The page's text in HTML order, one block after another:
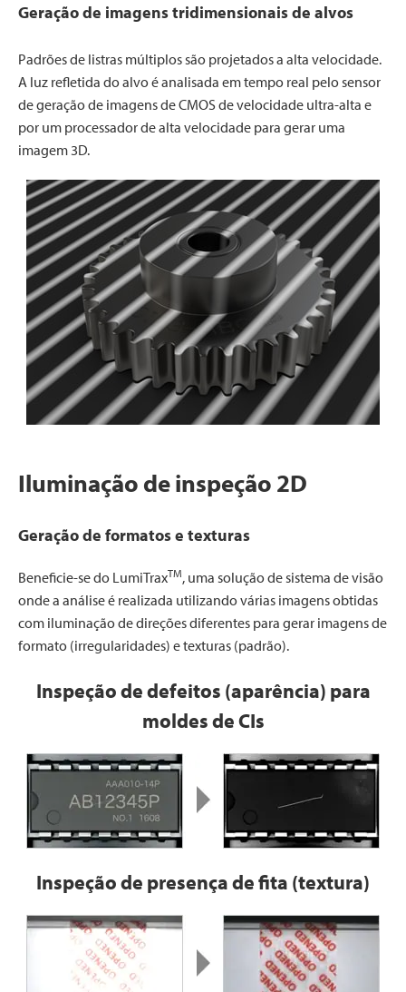
Geração de imagens tridimensionais de alvos
Padrões de listras múltiplos são projetados a alta velocidade.
A luz refletida do alvo é analisada em tempo real pelo sensor
de geração de imagens de CMOS de velocidade ultra-alta e
por um processador de alta velocidade para gerar uma
imagem 3D.
Iluminação de inspeção 2D
Geração de formatos e texturas
Beneficie-se do LumiTraxTM, uma solução de sistema de visão
onde a análise é realizada utilizando várias imagens obtidas
com iluminação de direções diferentes para gerar imagens de
formato (irregularidades) e texturas (padrão).
Inspeção de defeitos (aparência) para
moldes de CIs
Inspeção de presença de fita (textura)